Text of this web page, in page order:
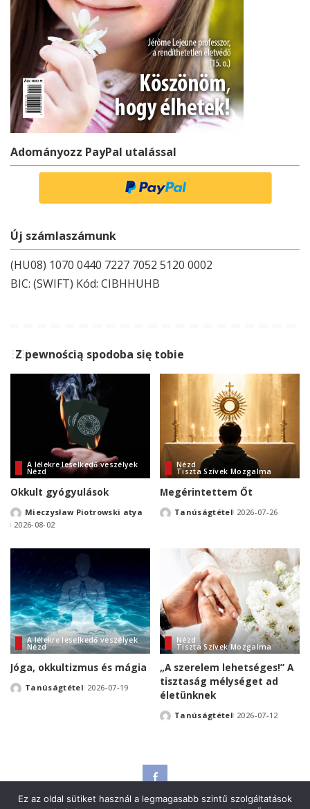
Adományozz PayPal utalással
Új számlaszámunk
(HU08) 1070 0440 7227 7052 5120 0002
BIC: (SWIFT) Kód: CIBHHUHB
Z pewnością spodoba się tobie
A lélekre leselkedő veszélyek
Nézd
Okkult gyógyulások
Posted
by
Mieczysław Piotrowski atya
2026-08-02
Nézd
Tiszta Szívek Mozgalma
Megérintettem Őt
PostedTanúságtétel 2026-07-26
A lélekre leselkedő veszélyek
Nézd
Jóga, okkultizmus és mágia
PostedTanúságtétel 2026-07-19
Nézd
Tiszta Szívek Mozgalma
„A szerelem lehetséges!” A
tisztaság mélységet ad
életünknek
PostedTanúságtétel 2026-07-12
Adatvédelmi szabályzat Kapcsolat
Ez az oldal sütiket használ a legmagasabb szintű szolgáltatások